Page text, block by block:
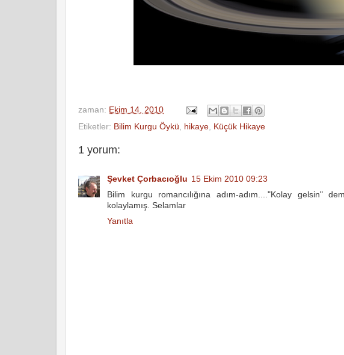
zaman: Ekim 14, 2010
Etiketler: Bilim Kurgu Öykü hikaye Küçük Hikaye
1 yorum:
Şevket Çorbacıoğlu 15 Ekim 2010 09:23
Bilim kurgu romancılığına adım-adım...."Kolay
kolaylamış. Selamlar
Yanıtla